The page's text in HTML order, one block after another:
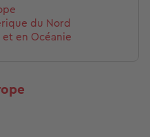
du Nord
en Océanie